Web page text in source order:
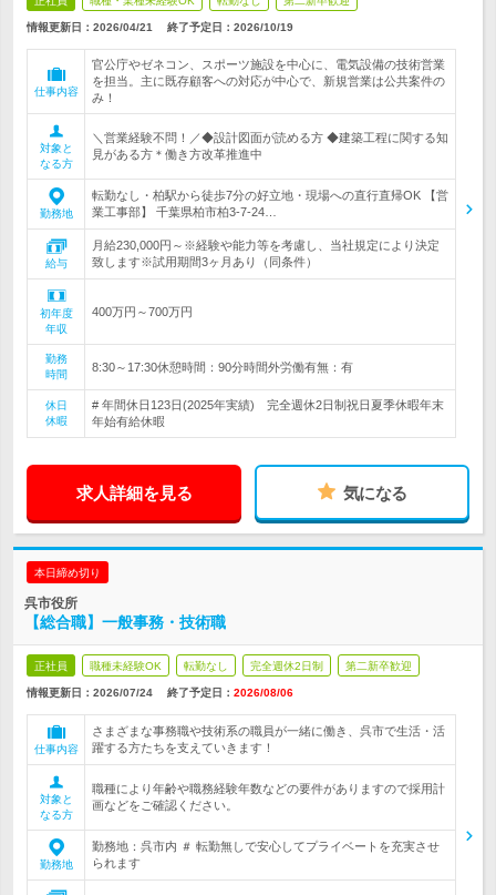
情報更新日：2026/04/21 終了予定日： 2026/10/19
仕事内容
官公庁やゼネコン、スポーツ施設を中心に、電気設備の技術営業
を担当。主に既存顧客への対応が中心で、新規営業は公共案件の
み！
対象と
なる方
＼営業経験不問！／◆設計図面が読める方 ◆建築工程に関する知
見がある方＊働き方改革推進中
勤務地
転勤なし・柏駅から徒歩7分の好立地・現場への直行直帰OK 【営
業工事部】 千葉県柏市柏3-7-24…
給与
月給230,000円～※経験や能力等を考慮し、当社規定により決定
致します※試用期間3ヶ月あり（同条件）
初年度
年収
400万円～700万円
勤務
時間
8:30～17:30休憩時間：90分時間外労働有無：有
休日
休暇
# 年間休日123日(2025年実績) 完全週休2日制祝日夏季休暇年末
年始有給休暇
求人詳細を見る 気になる
本日締め切り
呉市役所
【総合職】一般事務・技術職
正社員 職種未経験OK 転勤なし 完全週休2日制 第二新卒歓迎
情報更新日：2026/07/24 終了予定日： 2026/08/06
仕事内容
さまざまな事務職や技術系の職員が一緒に働き、呉市で生活・活
躍する方たちを支えていきます！
対象と
なる方
職種により年齢や職務経験年数などの要件がありますので採用計
画などをご確認ください。
勤務地
勤務地：呉市内 ＃ 転勤無しで安心してプライベートを充実させ
られます